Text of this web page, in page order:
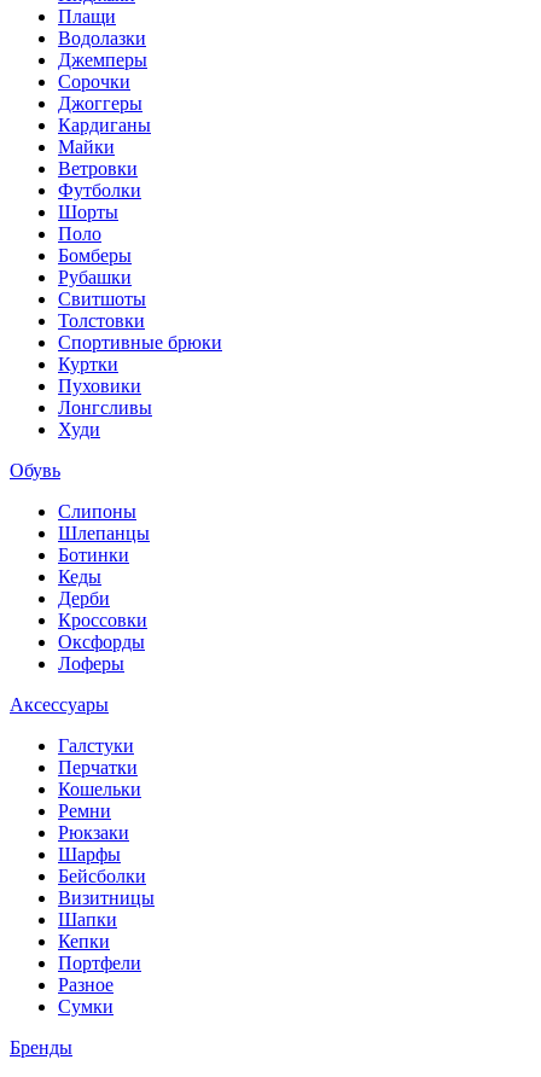
Плащи
Водолазки
Джемперы
Сорочки
Джоггеры
Кардиганы
Майки
Ветровки
Футболки
Шорты
Поло
Бомберы
Рубашки
Свитшоты
Толстовки
Спортивные брюки
Куртки
Пуховики
Лонгсливы
Худи
Обувь
Слипоны
Шлепанцы
Ботинки
Кеды
Дерби
Кроссовки
Оксфорды
Лоферы
Аксессуары
Галстуки
Перчатки
Кошельки
Ремни
Рюкзаки
Шарфы
Бейсболки
Визитницы
Шапки
Кепки
Портфели
Разное
Сумки
Бренды